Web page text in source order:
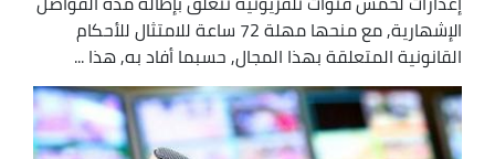
الإشهارية, مع منحها مهلة 72 ساعة للامتثال للأحكام
القانونية المتعلقة بهذا المجال, حسبما أفاد به, هذا ...